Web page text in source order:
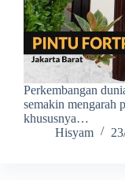
Perkembangan
semakin mengarah
khususnya…
Hisyam